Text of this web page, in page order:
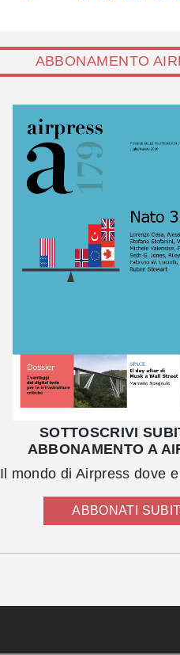
ABBONAMENTO
SOTTOSCRIVI
ABBONAMENTO A
Il mondo di Airpress dove
ABBONATI